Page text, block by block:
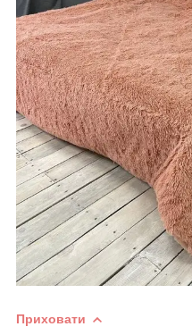
Приховати